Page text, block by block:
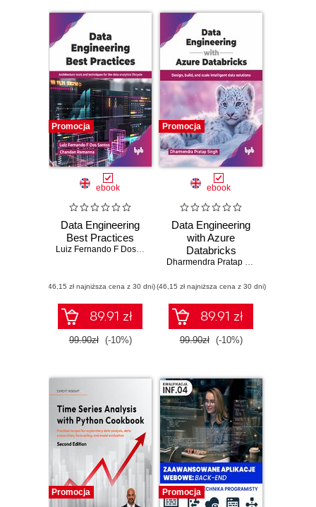
Promocja
ebook
Data Engineering
Best Practices
Luiz Fernando F Dos Santos Chandan Ramanna
(46,15 zł najniższa cena z 30 dni)
89.91 zł
99.90zł (-10%)
Promocja
ebook
Data Engineering
with Azure
Databricks
Dharmendra Pratap Singh
(46,15 zł najniższa cena z 30 dni)
89.91 zł
99.90zł (-10%)
Promocja Promocja